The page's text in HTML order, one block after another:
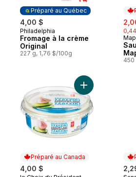
Préparé au Québec
4,00 $
Préparé au Québec
Philadelphia
Fromage à la crème
Original
227 g, 1,76 $/100g
450
Préparé au Canada
4,00 $
Ajouter